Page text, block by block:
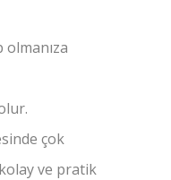
çok
ve pratik